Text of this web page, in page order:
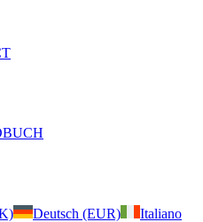
Deutsch (EUR)
Italiano